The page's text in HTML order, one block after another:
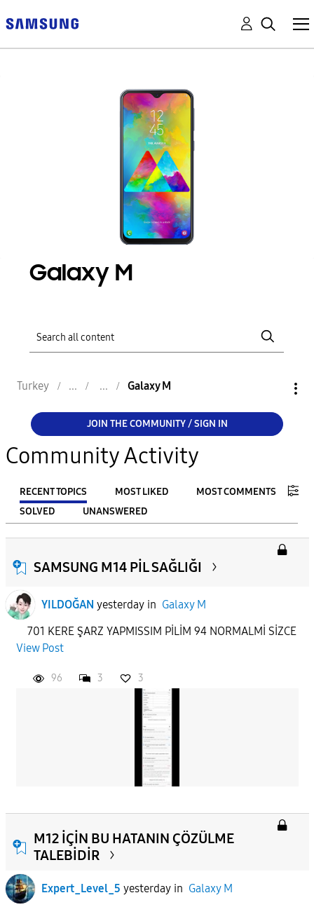
Galaxy M
Turkey Galaxy M
JOIN THE COMMUNITY / SIGN IN
Community Activity
RECENT TOPICS MOST LIKED
MOST COMMENTS
SOLVED
UNANSWERED
FILTER:
From
To
SAMSUNG M14 PİL SAĞLIĞI
YILDOĞAN yesterdayin Galaxy M
701 KERE ŞARZ YAPMISSIM PİLİM 94 NORMALMİ SİZCE
View Post
96 3 3
M12 İÇİN BU HATANIN ÇÖZÜLME
TALEBİDİR
Expert_Level_5 yesterdayin Galaxy M